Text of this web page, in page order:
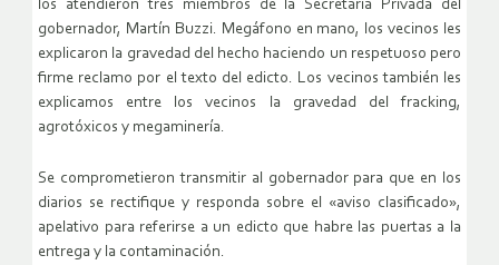
los atendieron tres miembros de la Secretaría Privada del
gobernador, Martín Buzzi. Megáfono en mano, los vecinos les
explicaron la gravedad del hecho haciendo un respetuoso pero
firme reclamo por el texto del edicto. Los vecinos también les
explicamos entre los vecinos la gravedad del fracking,
agrotóxicos y megaminería.
Se comprometieron transmitir al gobernador para que en los
diarios se rectifique y responda sobre el «aviso clasificado»,
apelativo para referirse a un edicto que habre las puertas a la
entrega y la contaminación.